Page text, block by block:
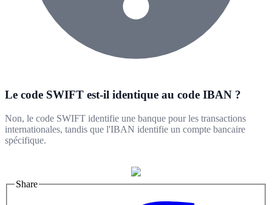
Le code SWIFT est-il identique au code IBAN ?
Non, le code SWIFT identifie une banque pour les transactions
internationales, tandis que l'IBAN identifie un compte bancaire
spécifique.
Share